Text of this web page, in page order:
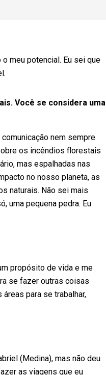
meu potencial. Eu sei que
Você se considera uma
nem sempre
os incêndios florestais
mas espalhadas nas
no nosso planeta, as
naturais. Não sei mais
uma pequena pedra. Eu
propósito de vida e me
se fazer outras coisas
para se trabalhar,
(Medina), mas não deu
as viagens que eu